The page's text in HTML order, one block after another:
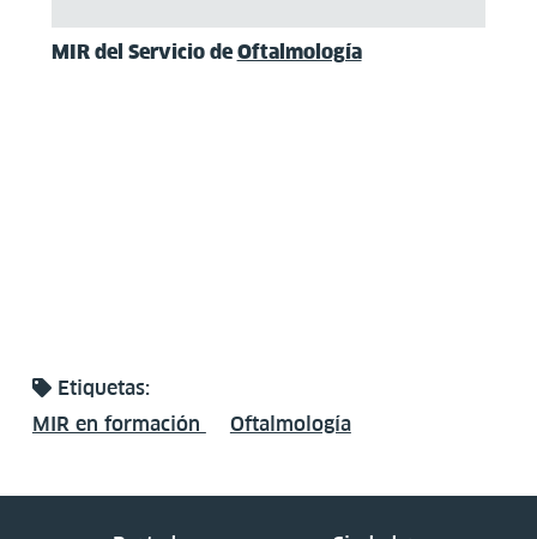
MIR del Servicio de Oftalmología
Etiquetas:
MIR en formación
Oftalmología